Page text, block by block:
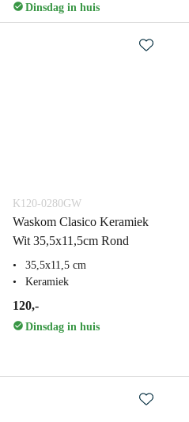
Dinsdag in huis
K120-0280GW
Waskom Clasico Keramiek
Wit 35,5x11,5cm Rond
35,5x11,5 cm
Keramiek
120,-
Dinsdag in huis